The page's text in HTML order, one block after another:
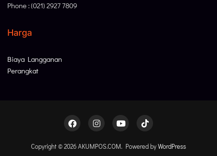
Phone : (021) 2927 7809
Harga
Biaya Langganan
Perangkat
Copyright © 2026 AKUMPOS.COM. Powered byWordPress